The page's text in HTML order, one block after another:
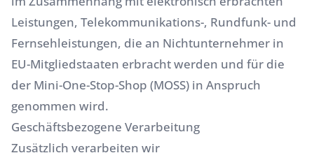
Leistungen, Telekommunikations-, Rundfunk- und
Fernsehleistungen, die an Nichtunternehmer in
EU-Mitgliedstaaten erbracht werden und für die
der Mini-One-Stop-Shop (MOSS) in Anspruch
genommen wird.
Geschäftsbezogene Verarbeitung
Zusätzlich verarbeiten wir